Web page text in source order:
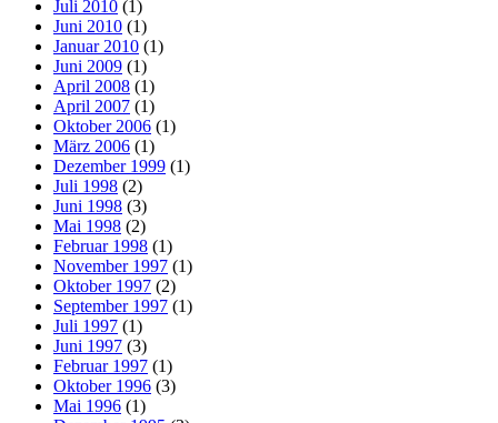
Juli 2010 (1)
Juni 2010 (1)
Januar 2010 (1)
Juni 2009 (1)
April 2008 (1)
April 2007 (1)
Oktober 2006 (1)
März 2006 (1)
Dezember 1999 (1)
Juli 1998 (2)
Juni 1998 (3)
Mai 1998 (2)
Februar 1998 (1)
November 1997 (1)
Oktober 1997 (2)
September 1997 (1)
Juli 1997 (1)
Juni 1997 (3)
Februar 1997 (1)
Oktober 1996 (3)
Mai 1996 (1)